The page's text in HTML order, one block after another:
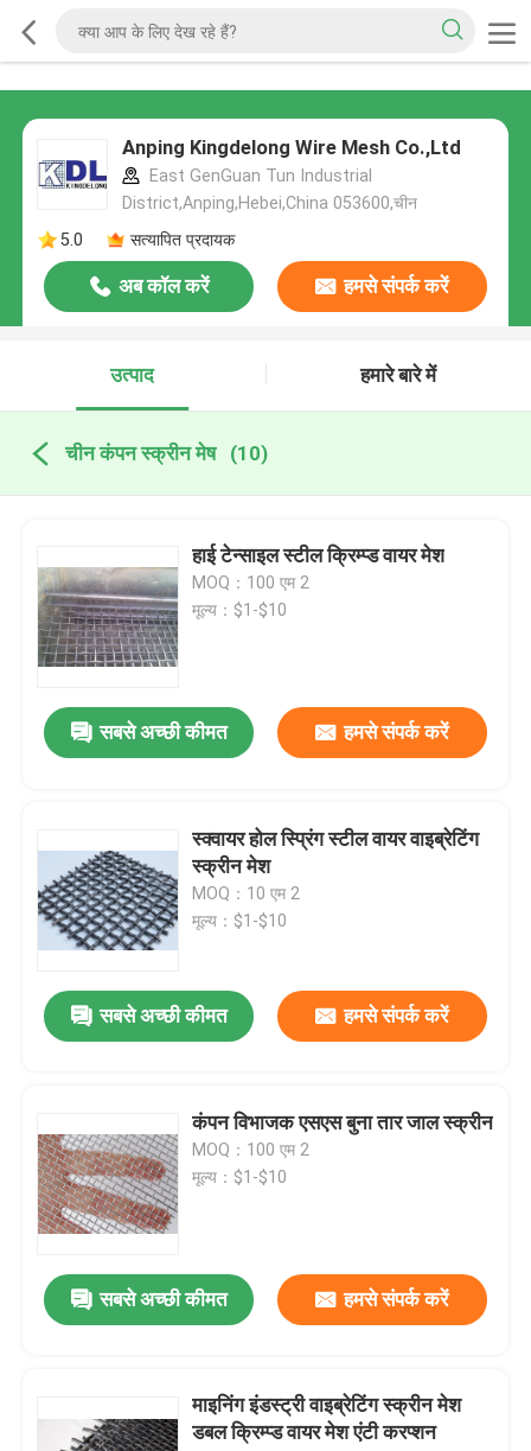
Anping Kingdelong Wire Mesh Co.,Ltd
East GenGuan Tun Industrial
District,Anping,Hebei,China 053600,चीन
5.0
सत्यापित प्रदायक
अब कॉल करें हमसे संपर्क करें
उत्पाद हमारे बारे में
चीन कंपन स्क्रीन मेष (10)
हाई टेन्साइल स्टील क्रिम्प्ड वायर मेश
MOQ：100 एम 2
मूल्य：$1-$10
सबसे अच्छी कीमत हमसे संपर्क करें
स्क्वायर होल स्प्रिंग स्टील वायर वाइब्रेटिंग
स्क्रीन मेश
MOQ：10 एम 2
मूल्य：$1-$10
सबसे अच्छी कीमत हमसे संपर्क करें
कंपन विभाजक एसएस बुना तार जाल स्क्रीन
MOQ：100 एम 2
मूल्य：$1-$10
सबसे अच्छी कीमत हमसे संपर्क करें
माइनिंग इंडस्ट्री वाइब्रेटिंग स्क्रीन मेश
डबल क्रिम्प्ड वायर मेश एंटी करप्शन